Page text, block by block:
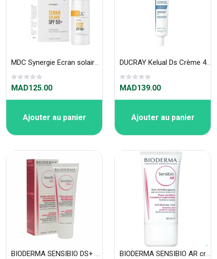
MDC Synergie Ecran solaire spf50+ Peau Normale 50 ml
MAD125.00
Ajouter au panier
DUCRAY Kelual Ds Crème 40ML
MAD139.00
Ajouter au panier
BIODERMA SENSIBIO DS+ crème apaisante assainissante 40 ml BIODERMA SENSIBIO AR crème anti-rougeurs 40 m